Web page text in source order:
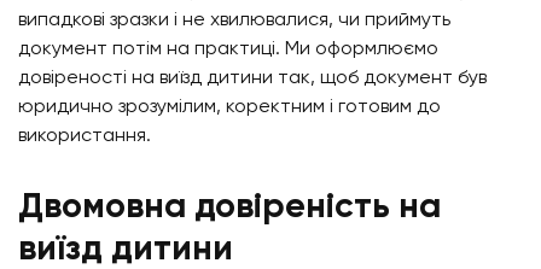
випадкові зразки і не хвилювалися, чи приймуть
документ потім на практиці. Ми оформлюємо
довіреності на виїзд дитини так, щоб документ був
юридично зрозумілим, коректним і готовим до
використання.
Двомовна довіреність на
виїзд дитини